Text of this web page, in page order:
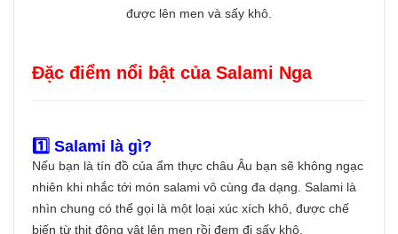
được lên men và sấy khô.
Đặc điểm nổi bật của Salami Nga
1️⃣ Salami là gì?
Nếu bạn là tín đồ của ẩm thực châu Âu bạn sẽ không ngạc
nhiên khi nhắc tới món salami vô cùng đa dạng. Salami là
nhìn chung có thể gọi là một loại xúc xích khô, được chế
biến từ thịt động vật lên men rồi đem đi sấy khô.